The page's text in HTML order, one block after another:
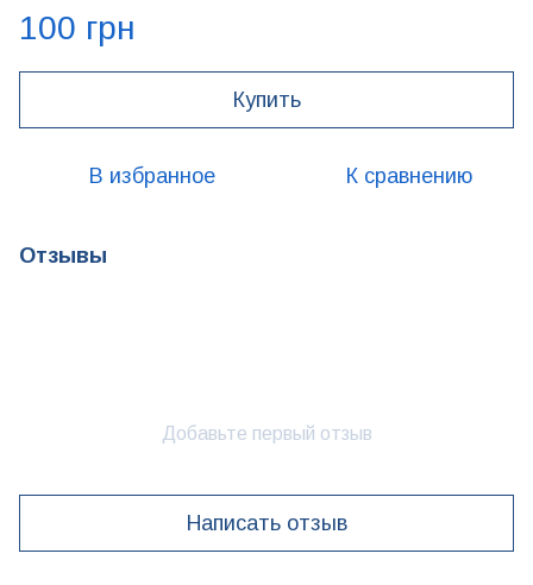
100 грн
Купить
В избранное К сравнению
Отзывы
Добавьте первый отзыв
Написать отзыв